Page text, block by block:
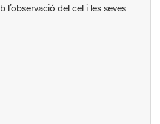
l’observació del cel i les seves